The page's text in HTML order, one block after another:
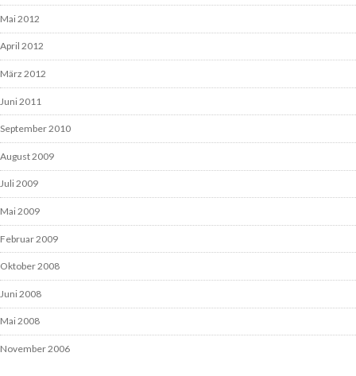
Mai 2012
April 2012
März 2012
Juni 2011
September 2010
August 2009
Juli 2009
Mai 2009
Februar 2009
Oktober 2008
Juni 2008
Mai 2008
November 2006